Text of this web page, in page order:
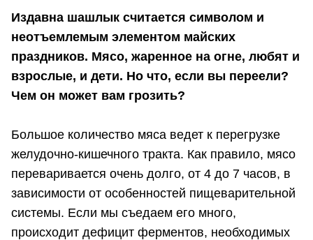
Издавна шашлык считается символом и
неотъемлемым элементом майских
праздников. Мясо, жаренное на огне, любят и
взрослые, и дети. Но что, если вы переели?
Чем он может вам грозить?
Большое количество мяса ведет к перегрузке
желудочно-кишечного тракта. Как правило, мясо
переваривается очень долго, от 4 до 7 часов, в
зависимости от особенностей пищеварительной
системы. Если мы съедаем его много,
происходит дефицит ферментов, необходимых